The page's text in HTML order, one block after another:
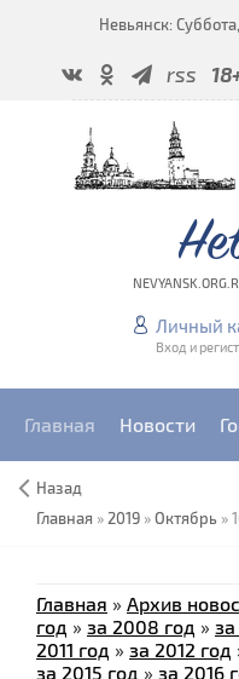
Невьянск:
rss
Личный
Вход и
Главная Новости
Назад
Главная » 2019 »Октябрь »
Главная » Архив
год » за 2008 год »
2011 год » за 2012 год
за 2015 год » за 2016